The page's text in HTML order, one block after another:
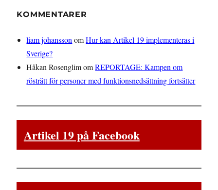
KOMMENTARER
liam johansson omHur kan Artikel 19 implementeras i
Sverige?
Håkan RosenglimomREPORTAGE: Kampen om
rösträtt för personer med funktionsnedsättning fortsätter
Artikel 19 på Facebook